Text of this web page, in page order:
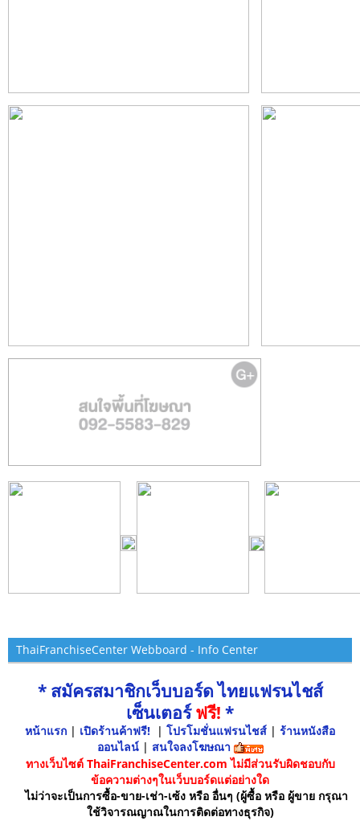
ThaiFranchiseCenter Webboard - Info Center
* สมัครสมาชิกเว็บบอร์ด ไทยแฟรนไชส์
เซ็นเตอร์ฟรี! *
หน้าแรก | เปิดร้านค้าฟรี! | โปรโมชั่นแฟรนไชส์ | ร้านหนังสือ
ออนไลน์ | สนใจลงโฆษณา
ทางเว็บไซต์ ThaiFranchiseCenter.com ไม่มีส่วนรับผิดชอบกับ
ข้อความต่างๆในเว็บบอร์ดแต่อย่างใด
ไม่ว่าจะเป็นการซื้อ-ขาย-เช่า-เซ้ง หรือ อื่นๆ (ผู้ซื้อ หรือ ผู้ขาย กรุณา
ใช้วิจารณญาณในการติดต่อทางธุรกิจ)